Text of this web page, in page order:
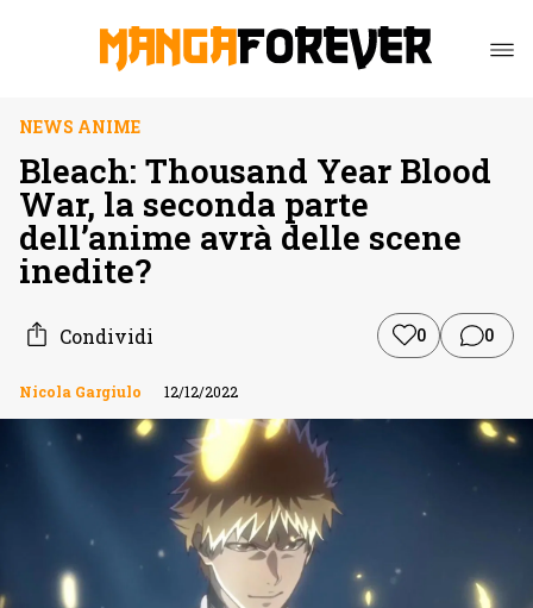
NEWS ANIME
Bleach: Thousand Year Blood
War, la seconda parte
dell’anime avrà delle scene
inedite?
Condividi 0 0
Nicola Gargiulo 12/12/2022